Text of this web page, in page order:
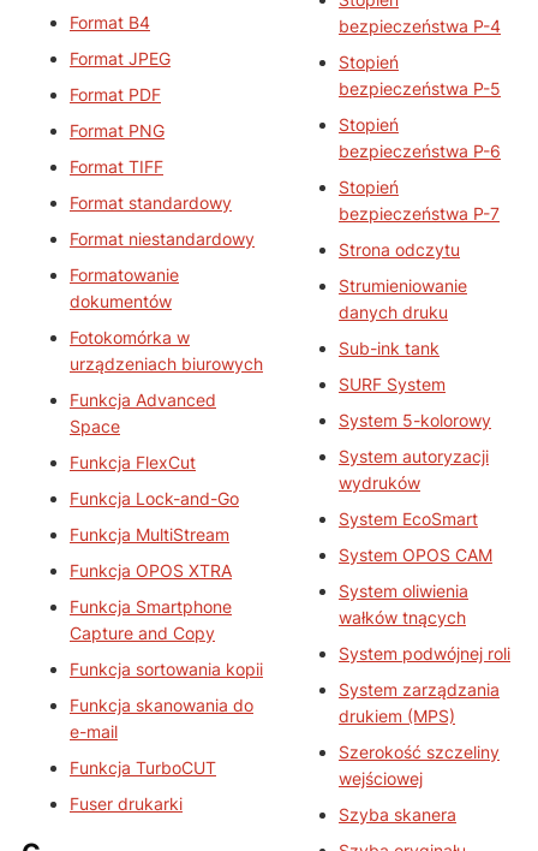
Format B4
Format JPEG
Format PDF
Format PNG
Format TIFF
Format standardowy
Format niestandardowy
Formatowanie
dokumentów
Fotokomórka w
urządzeniach biurowych
Funkcja Advanced
Space
Funkcja FlexCut
Funkcja Lock-and-Go
Funkcja MultiStream
Funkcja OPOS XTRA
Funkcja Smartphone
Capture and Copy
Funkcja sortowania kopii
Funkcja skanowania do
e-mail
Funkcja TurboCUT
Fuser drukarki
bezpieczeństwa P-4
Stopień
bezpieczeństwa P-5
Stopień
bezpieczeństwa P-6
Stopień
bezpieczeństwa P-7
Strona odczytu
Strumieniowanie
danych druku
Sub-ink tank
SURF System
System 5-kolorowy
System autoryzacji
wydruków
System EcoSmart
System OPOS CAM
System oliwienia
wałków tnących
System podwójnej roli
System zarządzania
drukiem (MPS)
Szerokość szczeliny
wejściowej
Szyba skanera